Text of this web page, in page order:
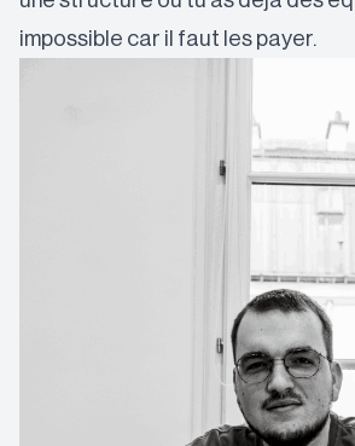
impossible car il faut les payer.